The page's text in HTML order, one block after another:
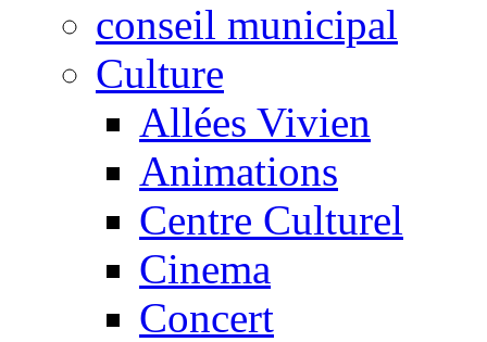
conseil municipal
Culture
Allées Vivien
Animations
Centre Culturel
Cinema
Concert